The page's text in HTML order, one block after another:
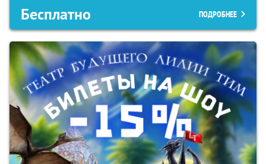
Бесплатно ПОДРОБНЕЕ